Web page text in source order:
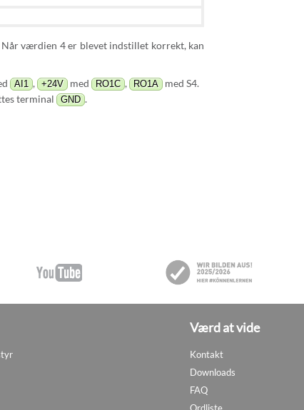
værdien 4 er blevet indstillet korrekt, kan
AI1 , +24V med RO1C , RO1A
med S4.
terminal GND .
Værd at vide
Kontakt
Downloads
FAQ